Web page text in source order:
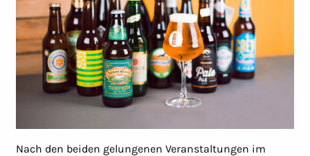
Nach den beiden gelungenen Veranstaltungen im